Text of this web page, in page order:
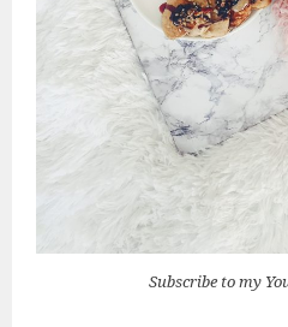
Subscribe to my